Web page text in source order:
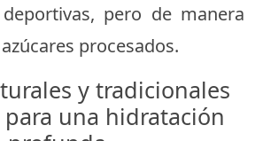
pero de manera
procesados.
y tradicionales
para una hidratación